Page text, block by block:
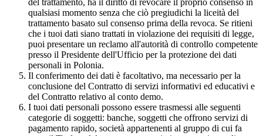
del trattamento, ha il diritto di revocare il proprio consenso in
qualsiasi momento senza che ciò pregiudichi la liceità del
trattamento basato sul consenso prima della revoca. Se ritieni
che i tuoi dati siano trattati in violazione dei requisiti di legge,
puoi presentare un reclamo all'autorità di controllo competente
presso il Presidente dell'Ufficio per la protezione dei dati
personali in Polonia.
Il conferimento dei dati è facoltativo, ma necessario per la
conclusione del Contratto di servizi informativi ed educativi e
del Contratto relativo al conto demo.
I tuoi dati personali possono essere trasmessi alle seguenti
categorie di soggetti: banche, soggetti che offrono servizi di
pagamento rapido, società appartenenti al gruppo di cui fa